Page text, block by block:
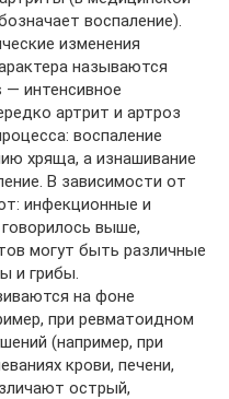
воспаление).
изменения
называются
— интенсивное
артрит и артроз
воспаление
хряща, а изнашивание
В зависимости от
инфекционные и
выше,
могут быть различные
и грибы.
на фоне
при ревматоидном
(например, при
крови, печени,
острый,